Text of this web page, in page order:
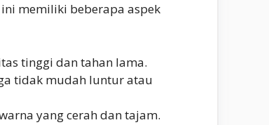
memiliki beberapa aspek
tinggi dan tahan lama.
tidak mudah luntur atau
yang cerah dan tajam.